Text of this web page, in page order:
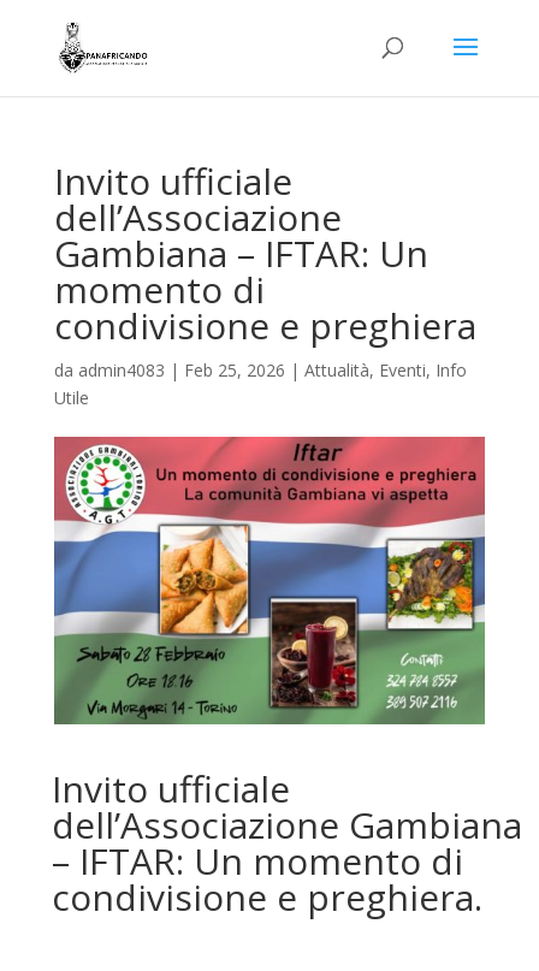
Invito ufficiale
dell’Associazione
Gambiana – IFTAR: Un
momento di
condivisione e preghiera
da admin4083 | Feb 25, 2026 | Attualità, Eventi, Info
Utile
Invito ufficiale
dell’Associazione Gambiana
– IFTAR: Un momento di
condivisione e preghiera.